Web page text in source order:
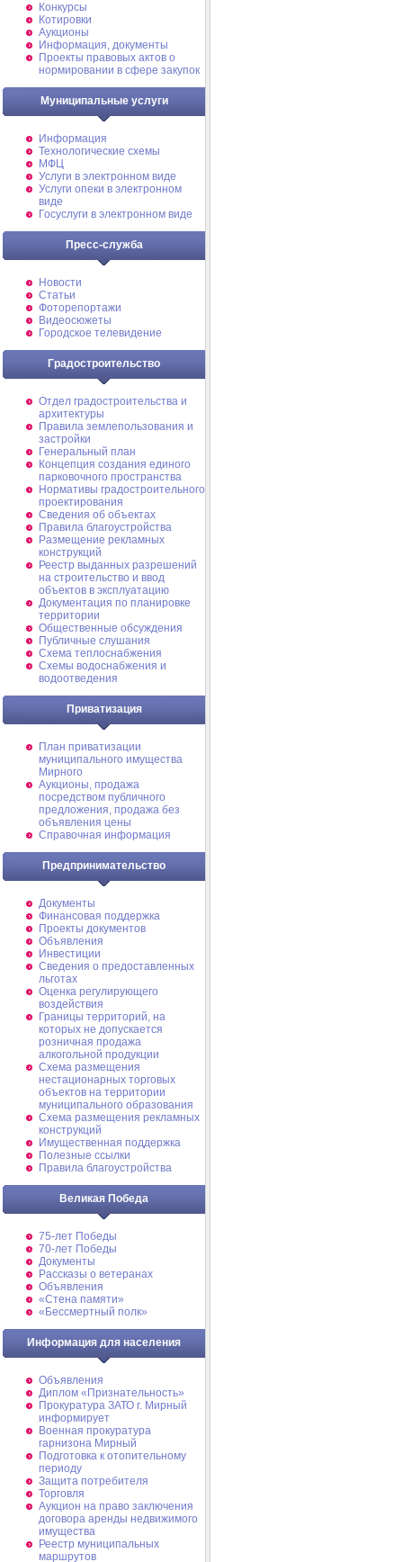
Конкурсы
Котировки
Аукционы
Информация, документы
Проекты правовых актов о
нормировании в сфере закупок
Муниципальные услуги
Информация
Технологические схемы
МФЦ
Услуги в электронном виде
Услуги опеки в электронном
виде
Госуслуги в электронном виде
Пресс-служба
Новости
Статьи
Фоторепортажи
Видеосюжеты
Городское телевидение
Градостроительство
Отдел градостроительства и
архитектуры
Правила землепользования и
застройки
Генеральный план
Концепция создания единого
парковочного пространства
Нормативы градостроительного
проектирования
Сведения об объектах
Правила благоустройства
Размещение рекламных
конструкций
Реестр выданных разрешений
на строительство и ввод
объектов в эксплуатацию
Документация по планировке
территории
Общественные обсуждения
Публичные слушания
Схема теплоснабжения
Схемы водоснабжения и
водоотведения
Приватизация
План приватизации
муниципального имущества
Мирного
Аукционы, продажа
посредством публичного
предложения, продажа без
объявления цены
Справочная информация
Предпринимательство
Документы
Финансовая поддержка
Проекты документов
Объявления
Инвестиции
Сведения о предоставленных
льготах
Оценка регулирующего
воздействия
Границы территорий, на
которых не допускается
розничная продажа
алкогольной продукции
Схема размещения
нестационарных торговых
объектов на территории
муниципального образования
Схема размещения рекламных
конструкций
Имущественная поддержка
Полезные ссылки
Правила благоустройства
Великая Победа
75-лет Победы
70-лет Победы
Документы
Рассказы о ветеранах
Объявления
«Стена памяти»
«Бессмертный полк»
Информация для населения
Объявления
Диплом «Признательность»
Прокуратура ЗАТО г. Мирный
информирует
Военная прокуратура
гарнизона Мирный
Подготовка к отопительному
периоду
Защита потребителя
Торговля
Аукцион на право заключения
договора аренды недвижимого
имущества
Реестр муниципальных
маршрутов